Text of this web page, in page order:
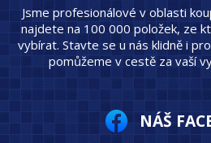
Jsme profesionálové v oblasti
najdete na 100 000 položek, ze
vybírat. Stavte se u nás klidně i
pomůžeme v cestě za vaší
NÁŠ